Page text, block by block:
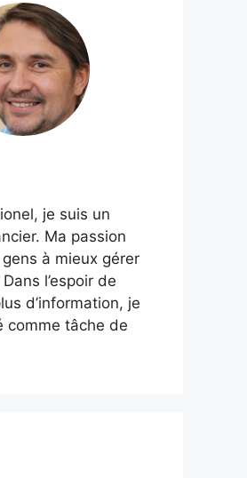
je suis un
Ma passion
gens à mieux gérer
l’espoir de
d’information, je
comme tâche de